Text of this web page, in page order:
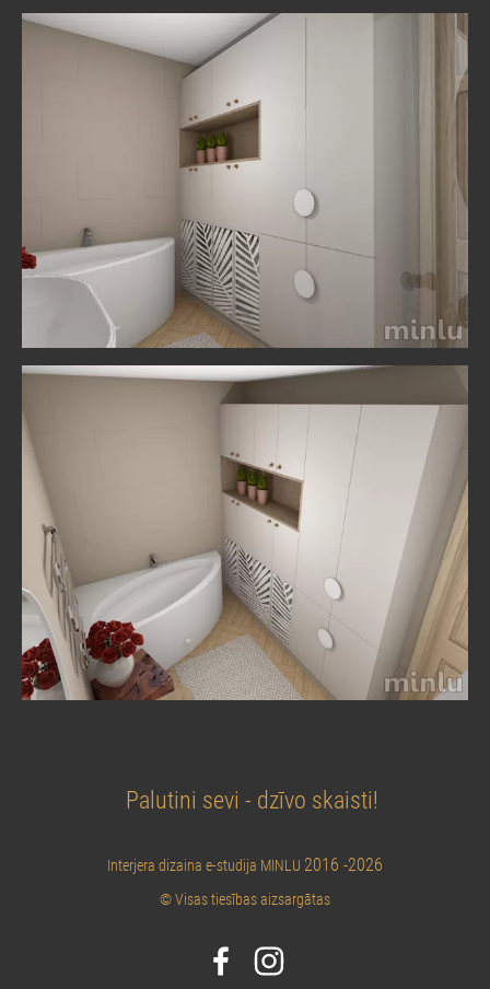
Palutini sevi - dzīvo skaisti!
Interjera dizaina e-studija MINLU 2016 -2026
© Visas tiesības aizsargātas